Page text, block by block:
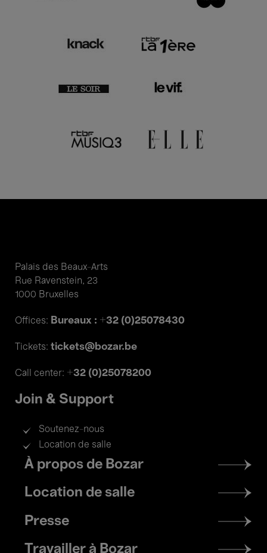
Palais des Beaux-Arts
Rue Ravenstein, 23
1000 Bruxelles
Offices: Bureaux : +32 (0)25078430
Tickets: tickets@bozar.be
Call center: +32 (0)25078200
Join & Support
Soutenez-nous
Location de salle
Footer
menu
À propos de Bozar
Location de salle
Presse
Travailler à Bozar